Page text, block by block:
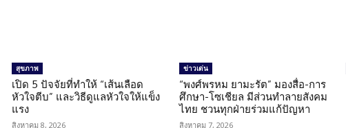
สุขภาพ
เปิด 5 ปัจจัยที่ทำให้ “เส้นเลือด
หัวใจตีบ” และวิธีดูแลหัวใจให้แข็ง
แรง
สิงหาคม 8, 2026
ข่าวเด่น
“พงศ์พรหม ยามะรัต” มองสื่อ-การ
ศึกษา-โซเชียล มีส่วนทำลายสังคม
ไทย ชวนทุกฝ่ายร่วมแก้ปัญหา
สิงหาคม 7, 2026